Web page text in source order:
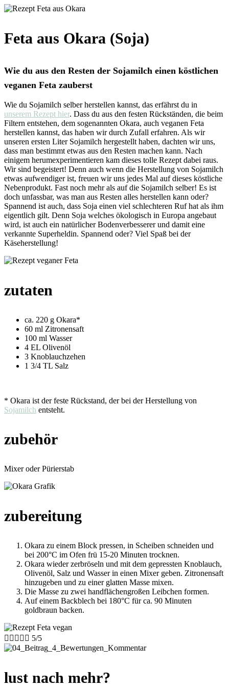
Feta aus Okara (Soja)
Wie du aus den Resten der Sojamilch einen köstlichen
veganen Feta zauberst
Wie du Sojamilch selber herstellen kannst, das erfährst du in
unserem Rezept hier. Dass du aus den festen Rückständen, die beim
Filtern entstehen, dem sogenannten Okara, auch veganen Feta
herstellen kannst, das haben wir durch Zufall erfahren. Als wir
unseren ersten Liter Sojamilch hergestellt haben, dachten wir uns,
dass man bestimmt etwas aus den Resten machen kann. Nach
einigem herumexperimentieren kam dieses tolle Rezept dabei raus.
Wir sind begeistert! Denn auch wenn die Herstellung von Sojamilch
etwas aufwendiger ist, freuen wir uns jedes Mal auf dieses köstliche
Nebenprodukt. Fast noch mehr als auf die Sojamilch selber! Es ist
doch unfassbar, was man aus Resten alles herstellen kann oder?
Spannend ist auch, dass Soja einen viel schlechteren Ruf hat als ihm
eigentlich gilt. Denn Soja welches ökologisch in Europa angebaut
wird, ist auch ein natürlicher Bodenverbesserer und damit eine
verkannte Superheldin. Spannend oder? Viel Spaß bei der
Käseherstellung!
zutaten
ca. 220 g Okara*
60 ml Zitronensaft
100 ml Wasser
4 EL Olivenöl
3 Knoblauchzehen
1 3/4 TL Salz
* Okara ist der feste Rückstand, der bei der Herstellung von
Sojamilch entsteht.
zubehör
Mixer oder Pürierstab
zubereitung
Okara zu einem Block pressen, in Scheiben schneiden und
bei 200°C im Ofen frü 15-20 Minuten trocknen.
Okara wieder zerbröseln und mit dem gepressten Knoblauch,
Olivenöl, Salz und Wasser in einen Mixer geben. Zitronensaft
hinzugeben und zu einer glatten Masse mixen.
Die Masse zu zwei handflächengroßen Leibchen formen.
Auf einem Backblech bei 180°C für ca. 90 Minuten
goldbraun backen.
     5/5
lust nach mehr?